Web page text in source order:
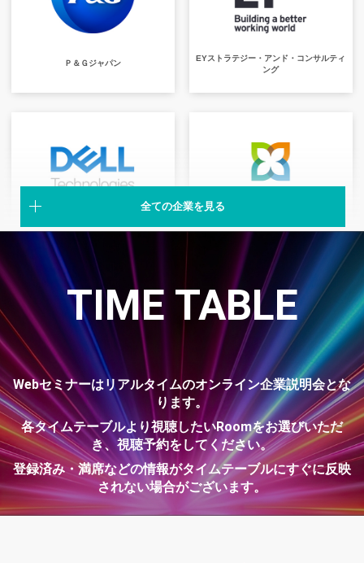
Ｐ＆Ｇジャパン
EYストラテジー・アンド・コンサルティ
ング
Dell Technologies 三井住友信託銀行
Salesforce シスコシステムズ
全ての企業を見る
TIME TABLE
Webセミナーはリアルタイムのオンライン企業説明会とな
ります。
各タイムテーブルより視聴したいRoomをお選びいただ
き、視聴予約をしてください。
登録済み・満席などの情報がタイムテーブルにすぐに反映
されない場合がございます。